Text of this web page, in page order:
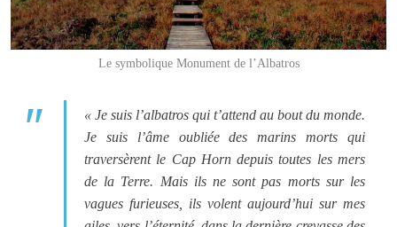
Le symbolique Monument de l’Albatros
« Je suis l’albatros qui t’attend au bout du monde.
Je suis l’âme oubliée des marins morts qui
traversèrent le Cap Horn depuis toutes les mers
de la Terre. Mais ils ne sont pas morts sur les
vagues furieuses, ils volent aujourd’hui sur mes